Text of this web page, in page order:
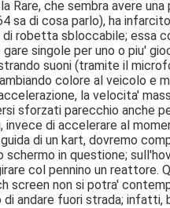
che sembra avere
sa di cosa parlo), ha
robetta sbloccabile; essa
singole per uno o piu'
suoni (tramite il
colore al veicolo e
la velocita'
sforzati parecchio anche
di accelerare al
di un kart, dovremo
in questione;
col pennino un reattore.
non si potra'
andare fuori strada;